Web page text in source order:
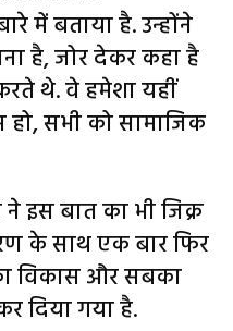
में बताया है. उन्होंने
है, जोर देकर कहा है
थे. वे हमेशा यहीं
सभी को सामाजिक
इस बात का भी जिक्र
के साथ एक बार फिर
विकास और सबका
दिया गया है.